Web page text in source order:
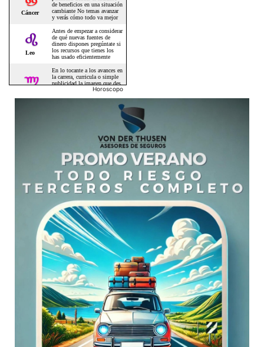
Horoscopo